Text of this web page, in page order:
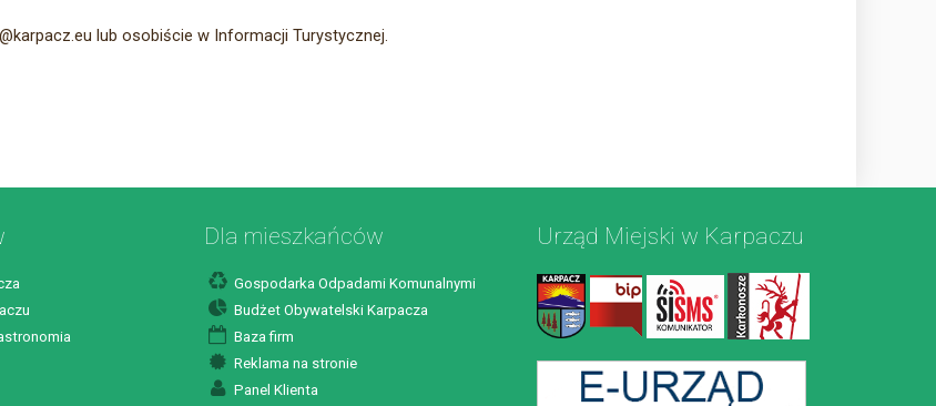
lub osobiście w Informacji Turystycznej.
Dla mieszkańców
Gospodarka Odpadami Komunalnymi
Budżet Obywatelski Karpacza
Baza firm
Reklama na stronie
Panel Klienta
Urząd Miejski w Karpaczu